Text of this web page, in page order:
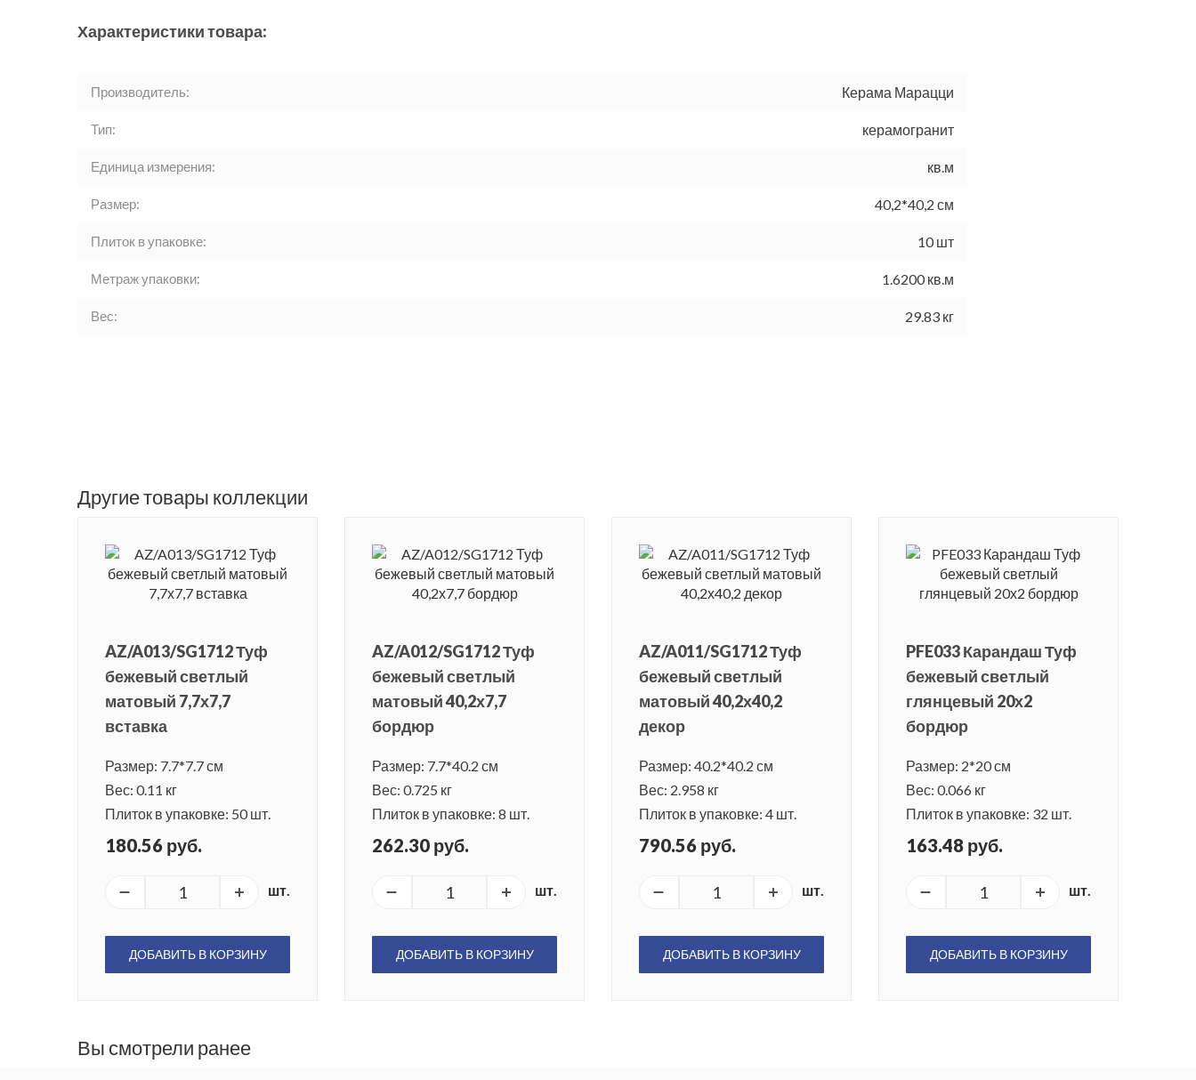
Характеристики товара:
Производитель: Керама Марацци
Тип: керамогранит
Единица измерения: кв.м
Размер: 40,2*40,2 см
Плиток в упаковке: 10 шт
Метраж упаковки: 1.6200 кв.м
Вес: 29.83 кг
Другие товары коллекции
AZ/A013/SG1712 Туф
бежевый светлый
матовый 7,7х7,7
вставка
Размер: 7.7*7.7 см
Вес: 0.11 кг
Плиток в упаковке: 50 шт.
180.56 руб.
шт.
ДОБАВИТЬ В КОРЗИНУ
AZ/A012/SG1712 Туф
бежевый светлый
матовый 40,2х7,7
бордюр
Размер: 7.7*40.2 см
Вес: 0.725 кг
Плиток в упаковке: 8 шт.
262.30 руб.
шт.
ДОБАВИТЬ В КОРЗИНУ
AZ/A011/SG1712 Туф
бежевый светлый
матовый 40,2х40,2
декор
Размер: 40.2*40.2 см
Вес: 2.958 кг
Плиток в упаковке: 4 шт.
790.56 руб.
шт.
ДОБАВИТЬ В КОРЗИНУ
PFE033 Карандаш Туф
бежевый светлый
глянцевый 20х2
бордюр
Размер: 2*20 см
Вес: 0.066 кг
Плиток в упаковке: 32 шт.
163.48 руб.
шт.
ДОБАВИТЬ В КОРЗИНУ
Вы смотрели ранее